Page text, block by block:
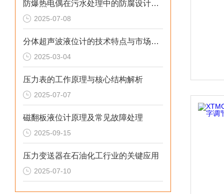
防爆热电偶在污水处理中的防腐设计研究
2025-07-08
分体超声波液位计的技术特点与市场前景
2025-03-04
压力表的工作原理与核心结构解析
2025-07-07
磁翻板液位计原理及常见故障处理
2025-09-15
压力变送器在石油化工行业的关键应用
2025-07-10